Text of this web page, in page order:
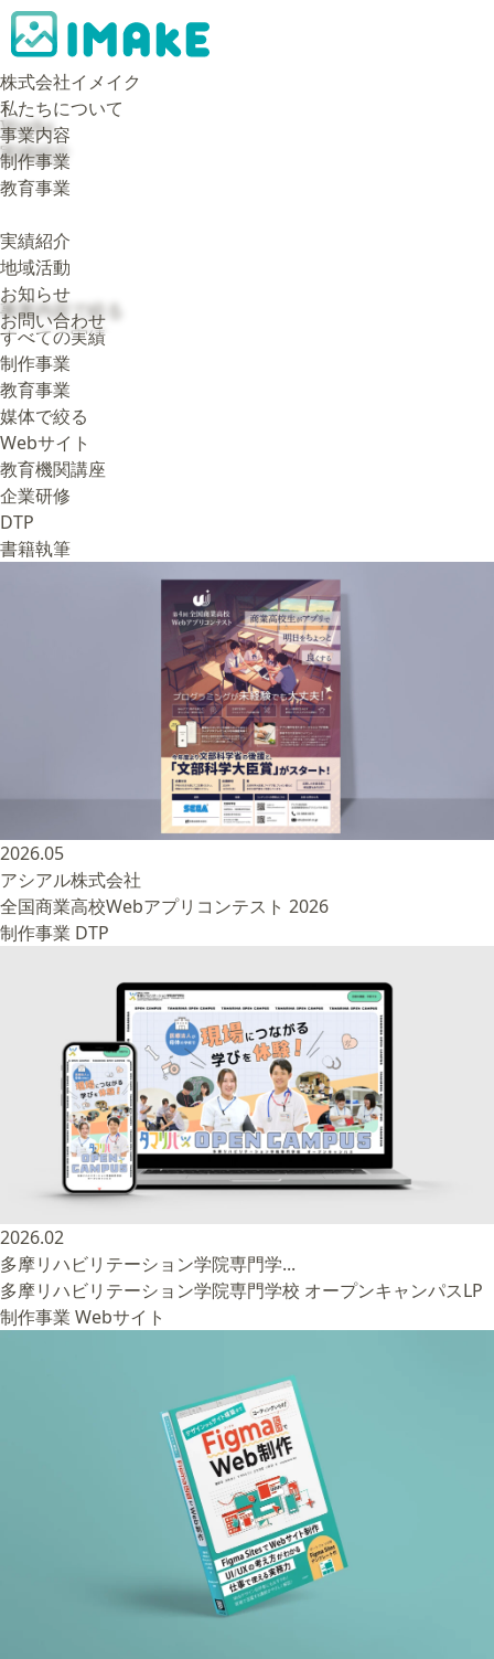
株式会社イメイク
私たちについて
事業内容
制作事業
教育事業
実績紹介
地域活動
お知らせ
お問い合わせ
Works
実績紹介
事業内容で絞る
すべての実績
制作事業
教育事業
媒体で絞る
Webサイト
教育機関講座
企業研修
DTP
書籍執筆
2026.05
アシアル株式会社
全国商業高校Webアプリコンテスト 2026
制作事業 DTP
2026.02
多摩リハビリテーション学院専門学...
多摩リハビリテーション学院専門学校 オープンキャンパスLP
制作事業 Webサイト